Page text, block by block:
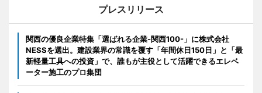
プレスリリース
関西の優良企業特集「選ばれる企業-関西100-」に株式会社
NESSを選出。建設業界の常識を覆す「年間休日150日」と「最
新軽量工具への投資」で、誰もが主役として活躍できるエレベ
ーター施工のプロ集団